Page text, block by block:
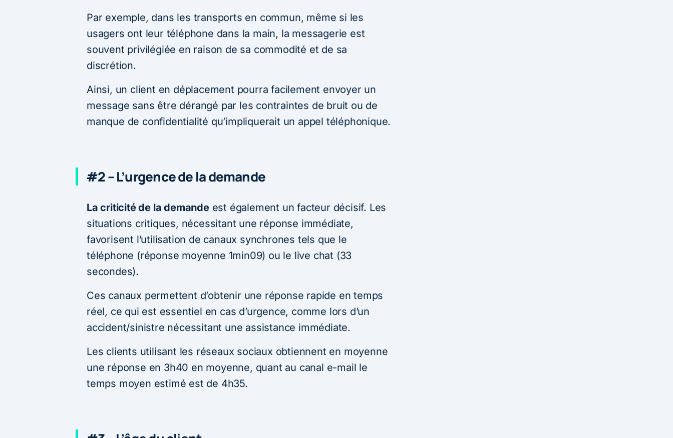
Par exemple, dans les transports en commun, même si les
usagers ont leur téléphone dans la main, la messagerie est
souvent privilégiée en raison de sa commodité et de sa
discrétion.
Ainsi, un client en déplacement pourra facilement envoyer un
message sans être dérangé par les contraintes de bruit ou de
manque de confidentialité qu’impliquerait un appel téléphonique.
#2 – L’urgence de la demande
La criticité de la demandeest également un facteur décisif. Les
situations critiques, nécessitant une réponse immédiate,
favorisent l’utilisation de canaux synchrones tels que le
téléphone (réponse moyenne 1min09) ou le live chat (33
secondes).
Ces canaux permettent d’obtenir une réponse rapide en temps
réel, ce qui est essentiel en cas d’urgence, comme lors d’un
accident/sinistre nécessitant une assistance immédiate.
Les clients utilisant les réseaux sociaux obtiennent en moyenne
une réponse en 3h40 en moyenne, quant au canal e-mail le
temps moyen estimé est de 4h35.